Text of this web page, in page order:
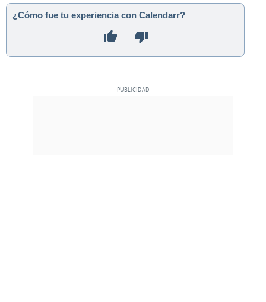
¿Cómo fue tu experiencia con Calendarr?